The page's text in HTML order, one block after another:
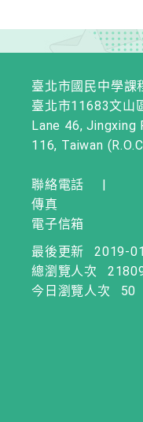
臺北市國民中學課
臺北市11683文山
Lane 46, Jingxing
116, Taiwan
聯絡電話
|
傳真
電子信箱
最後更新
2019-
總瀏覽人次
今日瀏覽人次
50